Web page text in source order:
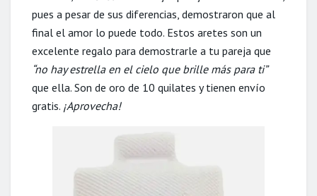
pues a pesar de sus diferencias, demostraron que al
final el amor lo puede todo. Estos aretes son un
excelente regalo para demostrarle a tu pareja que
“no hay estrella en el cielo que brille más para ti”
que ella. Son de oro de 10 quilates y tienen envío
gratis. ¡Aprovecha!